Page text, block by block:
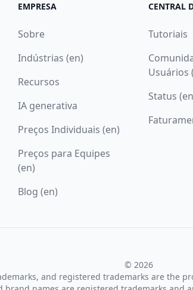
EMPRESA
Sobre
Indústrias (en)
Recursos
IA generativa
Preços Individuais (en)
Preços para Equipes
(en)
Blog (en)
CENTRAL
Tutoriais
Usuários
Status
© 2026
and registered trademarks are the